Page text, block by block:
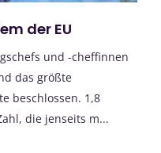
der EU
und -cheffinnen
das größte
beschlossen. 1,8
die jenseits m...